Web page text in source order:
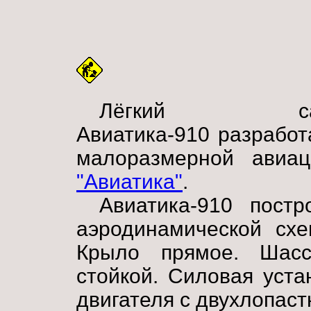
Лёгкий
Авиатика-910
малоразмерной
"Авиатика".
Авиатика-910
аэродинамической
Крыло прямое.
стойкой. Силовая
двигателя с